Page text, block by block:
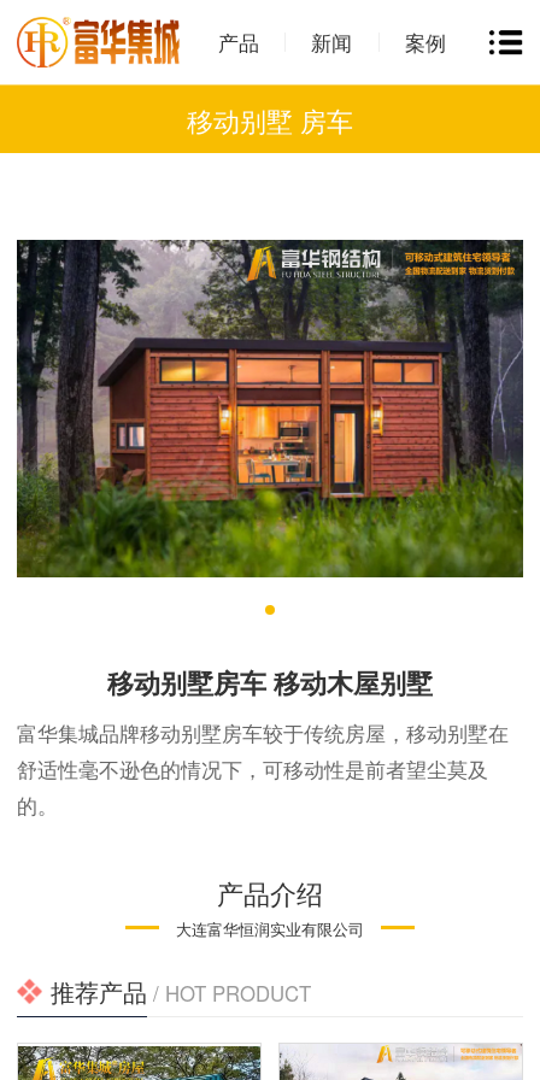
产品 新闻 案例
移动别墅 房车
移动别墅房车 移动木屋别墅
富华集城品牌移动别墅房车较于传统房屋，移动别墅在
舒适性毫不逊色的情况下，可移动性是前者望尘莫及
的。
产品介绍
大连富华恒润实业有限公司
推荐产品 / HOT PRODUCT